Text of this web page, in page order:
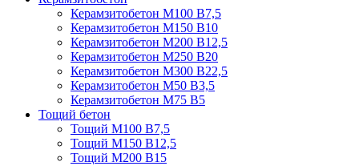
Керамзитобетон М100 В7,5
Керамзитобетон М150 В10
Керамзитобетон М200 В12,5
Керамзитобетон М250 В20
Керамзитобетон М300 В22,5
Керамзитобетон М50 В3,5
Керамзитобетон М75 В5
Тощий бетон
Тощий М100 В7,5
Тощий М150 В12,5
Тощий М200 В15